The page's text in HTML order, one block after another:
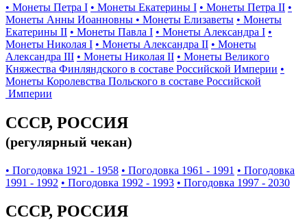
• Монеты Петра I • Монеты Екатерины I • Монеты Петра II •
Монеты Анны Иоанновны • Монеты Елизаветы • Монеты
Екатерины II • Монеты Павла I • Монеты Александра I •
Монеты Николая I • Монеты Александра II • Монеты
Александра III • Монеты Николая II • Монеты Великого
Княжества Финляндского в составе Российской Империи •
Монеты Королевства Польского в составе Российской
Империи
СССР, РОССИЯ
(регулярный чекан)
• Погодовка 1921 - 1958 • Погодовка 1961 - 1991 • Погодовка
1991 - 1992 • Погодовка 1992 - 1993 • Погодовка 1997 - 2030
СССР, РОССИЯ